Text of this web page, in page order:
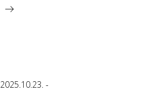
2025.10.23.